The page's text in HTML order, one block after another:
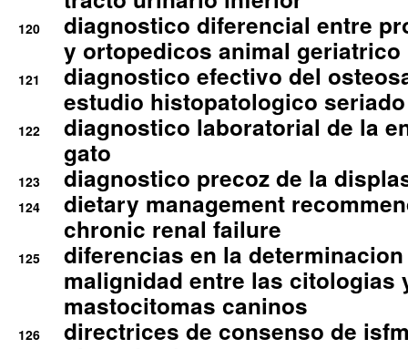
120
diagnostico diferencial entre
y ortopedicos animal geriatrico
121
diagnostico efectivo del
estudio histopatologico seriado
122
diagnostico laboratorial de la
gato
123 diagnostico precoz de la
124
dietary management
chronic renal failure
125
diferencias en la
malignidad entre las citologias
mastocitomas caninos
126
directrices de consenso de